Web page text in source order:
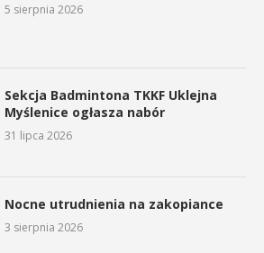
5 sierpnia 2026
Sekcja Badmintona TKKF Uklejna
Myślenice ogłasza nabór
31 lipca 2026
Nocne utrudnienia na zakopiance
3 sierpnia 2026